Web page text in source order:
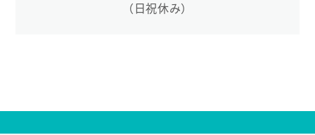
（日祝休み）